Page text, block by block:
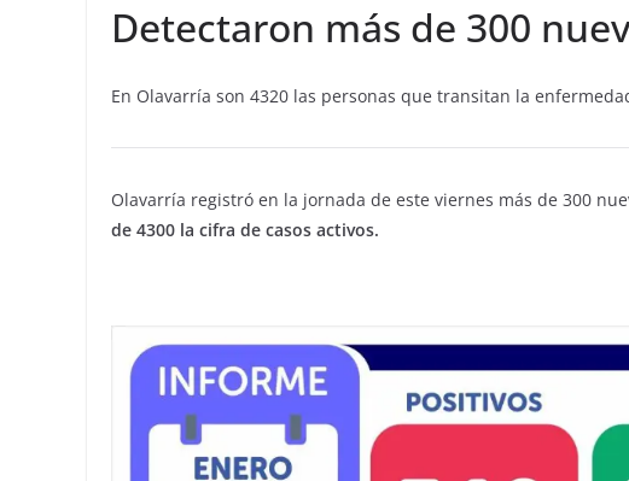
Detectaron más de 300
En Olavarría son 4320 las personas que transitan la
Olavarría registró en la jornada de este viernes más de 300
de 4300 la cifra de casos activos.